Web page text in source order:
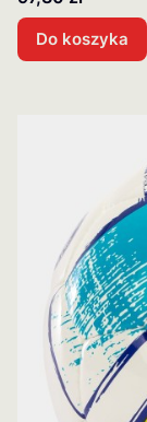
Do koszyka